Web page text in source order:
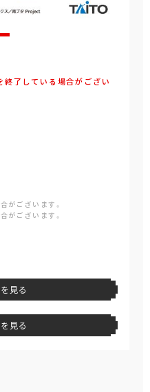
了している場合がござい
がございます。
がございます。
見る
見る